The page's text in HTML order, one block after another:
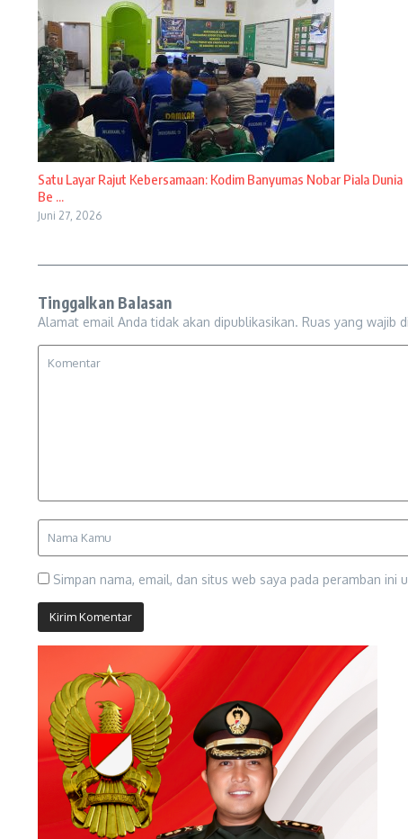
Satu Layar Rajut Kebersamaan: Kodim Banyumas Nobar Piala Dunia
Be ...
Juni 27, 2026
Tinggalkan Balasan
Alamat email Anda tidak akan dipublikasikan. Ruas yang wajib
Simpan nama, email, dan situs web saya pada peramban ini